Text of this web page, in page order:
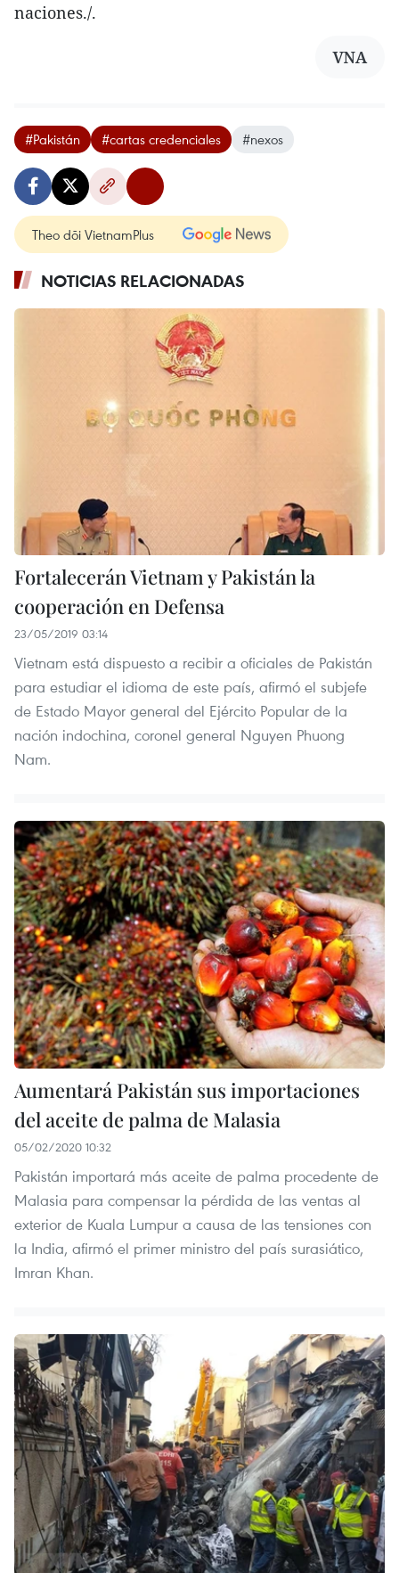
naciones./.
VNA
#Pakistán #cartas credenciales #nexos
Theo dõi VietnamPlus
NOTICIAS RELACIONADAS
Fortalecerán Vietnam y Pakistán la
cooperación en Defensa
23/05/2019 03:14
Vietnam está dispuesto a recibir a oficiales de Pakistán
para estudiar el idioma de este país, afirmó el subjefe
de Estado Mayor general del Ejército Popular de la
nación indochina, coronel general Nguyen Phuong
Nam.
Aumentará Pakistán sus importaciones
del aceite de palma de Malasia
05/02/2020 10:32
Pakistán importará más aceite de palma procedente de
Malasia para compensar la pérdida de las ventas al
exterior de Kuala Lumpur a causa de las tensiones con
la India, afirmó el primer ministro del país surasiático,
Imran Khan.